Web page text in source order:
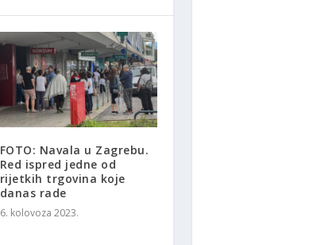
FOTO: Navala u Zagrebu.
Red ispred jedne od
rijetkih trgovina koje
danas rade
6. kolovoza 2023.